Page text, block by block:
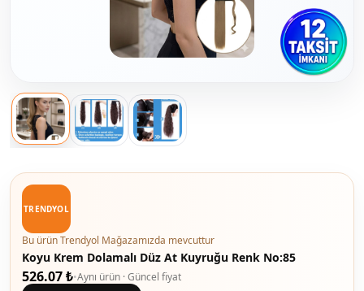
TRENDYOL
Bu ürün Trendyol Mağazamızda mevcuttur
Koyu Krem Dolamalı Düz At Kuyruğu Renk No:85
526.07 ₺•Aynı ürün · Güncel fiyat